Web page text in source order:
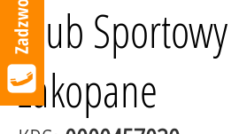
Klub Sportowy
Zakopane